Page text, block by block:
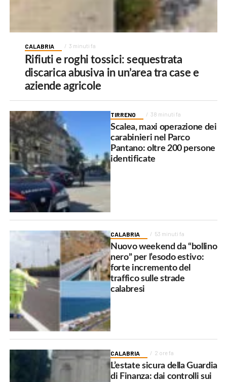
CALABRIA 3 minuti fa
Rifiuti e roghi tossici: sequestrata
discarica abusiva in un’area tra case e
aziende agricole
TIRRENO 38 minuti fa
Scalea, maxi operazione dei
carabinieri nel Parco
Pantano: oltre 200 persone
identificate
CALABRIA 53 minuti fa
Nuovo weekend da “bollino
nero” per l’esodo estivo:
forte incremento del
traffico sulle strade
calabresi
CALABRIA 2 ore fa
L’estate sicura della Guardia
di Finanza: dai controlli sui